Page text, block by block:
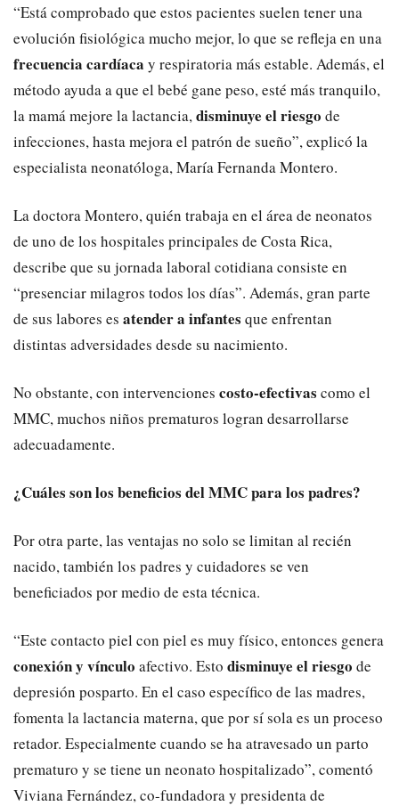
“Está comprobado que estos pacientes suelen tener una
evolución fisiológica mucho mejor, lo que se refleja en una
frecuencia cardíaca y respiratoria más estable. Además, el
método ayuda a que el bebé gane peso, esté más tranquilo,
la mamá mejore la lactancia,disminuye el riesgo de
infecciones, hasta mejora el patrón de sueño”, explicó la
especialista neonatóloga, María Fernanda Montero.
La doctora Montero, quién trabaja en el área de neonatos
de uno de los hospitales principales de Costa Rica,
describe que su jornada laboral cotidiana consiste en
“presenciar milagros todos los días”. Además, gran parte
de sus labores es atender a infantes que enfrentan
distintas adversidades desde su nacimiento.
No obstante, con intervenciones costo-efectivas como el
MMC, muchos niños prematuros logran desarrollarse
adecuadamente.
¿Cuáles son los beneficios del MMC para los padres?
Por otra parte, las ventajas no solo se limitan al recién
nacido, también los padres y cuidadores se ven
beneficiados por medio de esta técnica.
“Este contacto piel con piel es muy físico, entonces genera
conexión y vínculo afectivo. Esto disminuye el riesgo de
depresión posparto. En el caso específico de las madres,
fomenta la lactancia materna, que por sí sola es un proceso
retador. Especialmente cuando se ha atravesado un parto
prematuro y se tiene un neonato hospitalizado”, comentó
Viviana Fernández, co-fundadora y presidenta de